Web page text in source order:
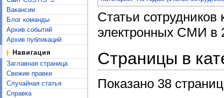
Вакансии
Блог команды
Архив событий
Архив публикаций
Навигация
Заглавная страница
Свежие правки
Случайная статья
Справка
Статьи
электронных СМИ в
Страницы в
Показано 38